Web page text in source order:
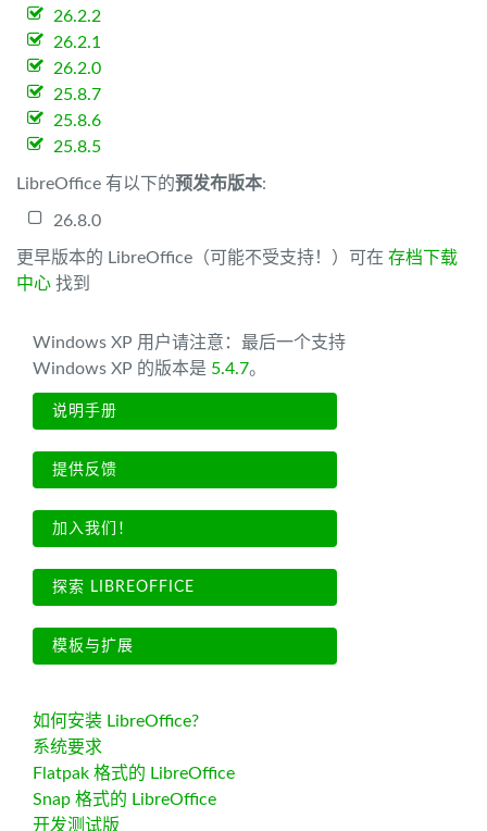
26.2.2
26.2.1
26.2.0
25.8.7
25.8.6
25.8.5
LibreOffice 有以下的预发布版本:
26.8.0
更早版本的 LibreOffice（可能不受支持！）可在 存档下载
中心 找到
Windows XP 用户请注意：最后一个支持
Windows XP 的版本是 5.4.7。
说明手册
提供反馈
加入我们！
探索 LIBREOFFICE
模板与扩展
如何安装 LibreOffice?
系统要求
Flatpak 格式的 LibreOffice
Snap 格式的 LibreOffice
开发测试版